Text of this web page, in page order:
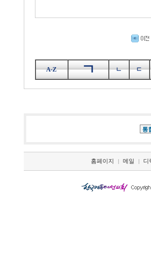
A-Z ㄱ ㄴ ㄷ
홈페이지 | 메일 | 디